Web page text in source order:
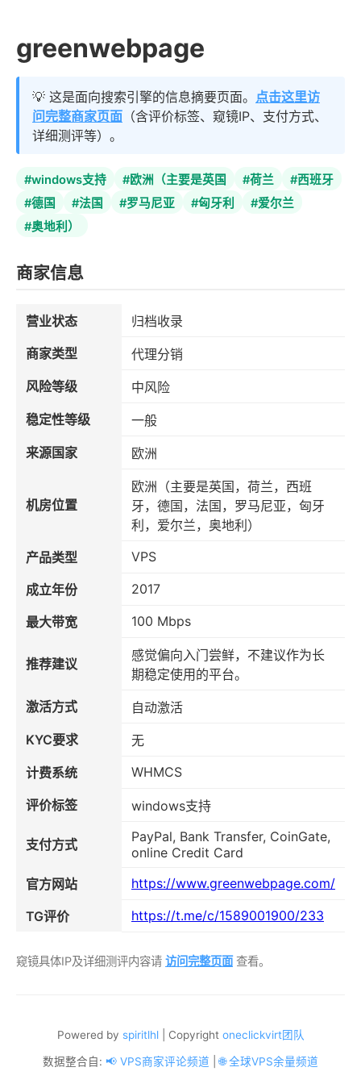
greenwebpage
💡 这是面向搜索引擎的信息摘要页面。 点击这里访
问完整商家页面 （含评价标签、窥镜IP、支付方式、
详细测评等）。
#windows支持 #欧洲（主要是英国 #荷兰
#西班牙
#德国
#法国 #罗马尼亚 #匈牙利
#爱尔兰
#奥地利）
商家信息
营业状态
归档收录
商家类型
代理分销
风险等级
中风险
稳定性等级
一般
来源国家
欧洲
机房位置
欧洲（主要是英国，荷兰，西班
牙，德国，法国，罗马尼亚，匈牙
利，爱尔兰，奥地利）
产品类型
VPS
成立年份 2017
最大带宽 100 Mbps
推荐建议
感觉偏向入门尝鲜，不建议作为长
期稳定使用的平台。
激活方式
自动激活
KYC要求
无
计费系统
WHMCS
评价标签 windows支持
支付方式
PayPal, Bank Transfer, CoinGate,
online Credit Card
官方网站
https://www.greenwebpage.com/
TG评价 https://t.me/c/1589001900/233
窥镜具体IP及详细测评内容请 访问完整页面查看。
Powered by spiritlhl| Copyright oneclickvirt团队
数据整合自: 📢 VPS商家评论频道 |🌐 全球VPS余量频道